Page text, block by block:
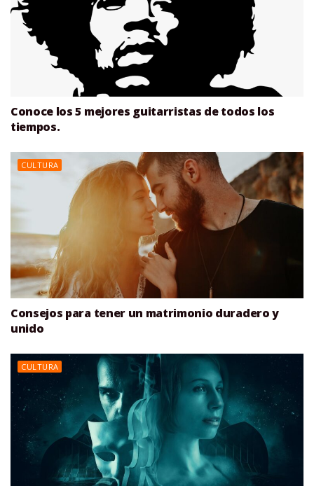
Conoce los 5 mejores guitarristas de todos los
tiempos.
CULTURA
Consejos para tener un matrimonio duradero y
unido
CULTURA